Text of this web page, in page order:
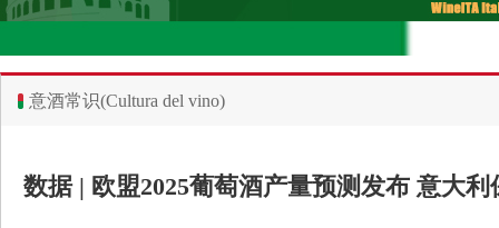
意酒常识(Cultura del vino)
数据 | 欧盟2025葡萄酒产量预测发布 意大